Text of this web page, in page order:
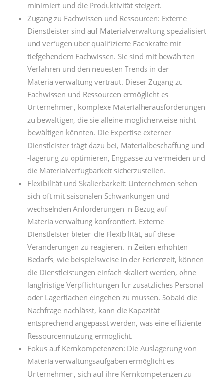
minimiert und die Produktivität steigert.
Zugang zu Fachwissen und Ressourcen: Externe
Dienstleister sind auf Materialverwaltung spezialisiert
und verfügen über qualifizierte Fachkräfte mit
tiefgehendem Fachwissen. Sie sind mit bewährten
Verfahren und den neuesten Trends in der
Materialverwaltung vertraut. Dieser Zugang zu
Fachwissen und Ressourcen ermöglicht es
Unternehmen, komplexe Materialherausforderungen
zu bewältigen, die sie alleine möglicherweise nicht
bewältigen könnten. Die Expertise externer
Dienstleister trägt dazu bei, Materialbeschaffung und
-lagerung zu optimieren, Engpässe zu vermeiden und
die Materialverfügbarkeit sicherzustellen.
Flexibilität und Skalierbarkeit: Unternehmen sehen
sich oft mit saisonalen Schwankungen und
wechselnden Anforderungen in Bezug auf
Materialverwaltung konfrontiert. Externe
Dienstleister bieten die Flexibilität, auf diese
Veränderungen zu reagieren. In Zeiten erhöhten
Bedarfs, wie beispielsweise in der Ferienzeit, können
die Dienstleistungen einfach skaliert werden, ohne
langfristige Verpflichtungen für zusätzliches Personal
oder Lagerflächen eingehen zu müssen. Sobald die
Nachfrage nachlässt, kann die Kapazität
entsprechend angepasst werden, was eine effiziente
Ressourcennutzung ermöglicht.
Fokus auf Kernkompetenzen: Die Auslagerung von
Materialverwaltungsaufgaben ermöglicht es
Unternehmen, sich auf ihre Kernkompetenzen zu